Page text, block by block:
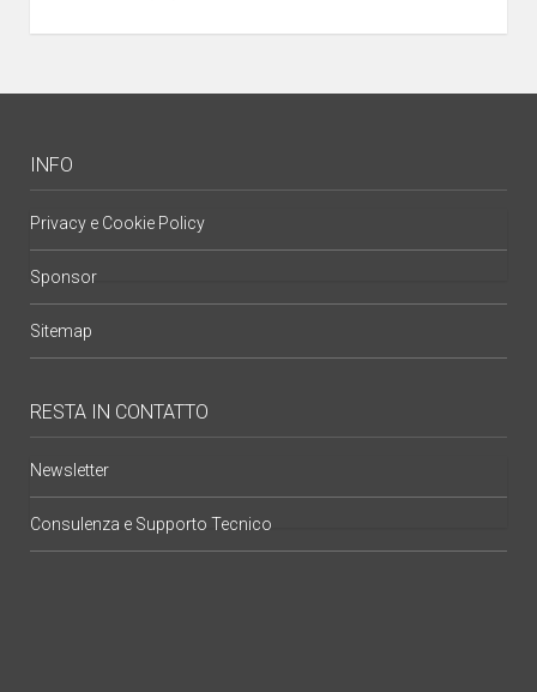
INFO
Privacy e Cookie Policy
Sponsor
Sitemap
RESTA IN CONTATTO
Newsletter
Consulenza e Supporto Tecnico